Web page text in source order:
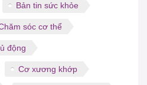
Bản tin sức khỏe
sóc cơ thể
động
Cơ xương khớp